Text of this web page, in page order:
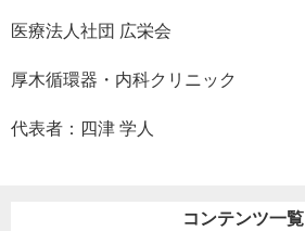
医療法人社団 広栄会
厚木循環器・内科クリニック
代表者：四津 学人
コンテンツ一覧